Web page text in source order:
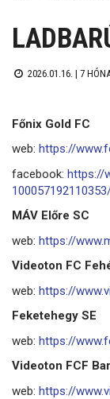
2026.01.16. | 7
Főnix Gold FC
web: https://
facebook: https://
MÁV Előre SC
web: https://
Videoton FC
web: https://
Feketehegy SE
web: https://
Videoton FCF
web: https://